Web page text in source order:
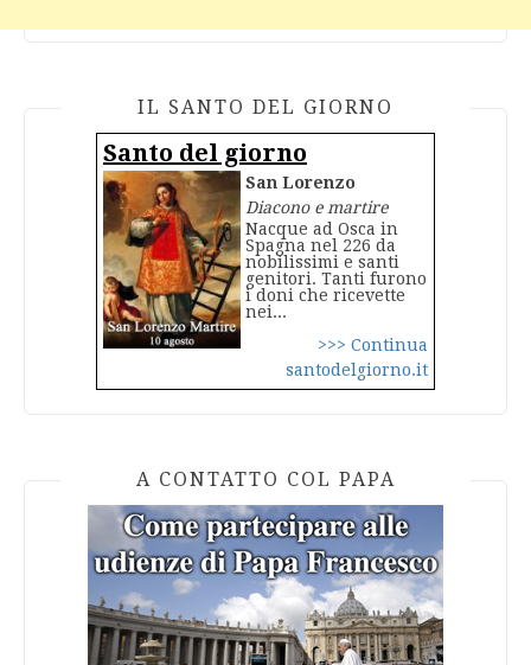
IL SANTO DEL GIORNO
Santo del giorno
San Lorenzo
Diacono e martire
Nacque ad Osca in
Spagna nel 226 da
nobilissimi e santi
genitori. Tanti furono
i doni che ricevette
nei...
>>> Continua
santodelgiorno.it
A CONTATTO COL PAPA